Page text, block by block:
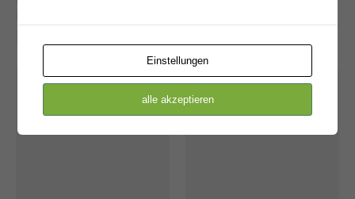
Einstellungen
alle akzeptieren